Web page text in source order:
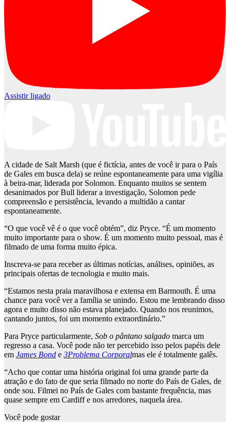
Assistir ligado
A cidade de Salt Marsh (que é fictícia, antes de você ir para o País
de Gales em busca dela) se reúne espontaneamente para uma vigília
à beira-mar, liderada por Solomon. Enquanto muitos se sentem
desanimados por Bull liderar a investigação, Solomon pede
compreensão e persistência, levando a multidão a cantar
espontaneamente.
“O que você vê é o que você obtém”, diz Pryce. “É um momento
muito importante para o show. É um momento muito pessoal, mas é
filmado de uma forma muito épica.
Inscreva-se para receber as últimas notícias, análises, opiniões, as
principais ofertas de tecnologia e muito mais.
“Estamos nesta praia maravilhosa e extensa em Barmouth. É uma
chance para você ver a família se unindo. Estou me lembrando disso
agora e muito disso não estava planejado. Quando nos reunimos,
cantando juntos, foi um momento extraordinário.”
Para Pryce particularmente, Sob o pântano salgado marca um
regresso a casa. Você pode não ter percebido isso pelos papéis dele
em James Bond e 3Problema Corporalmas ele é totalmente galês.
“Acho que contar uma história original foi uma grande parte da
atração e do fato de que seria filmado no norte do País de Gales, de
onde sou. Filmei no País de Gales com bastante frequência, mas
quase sempre em Cardiff e nos arredores, naquela área.
Você pode gostar